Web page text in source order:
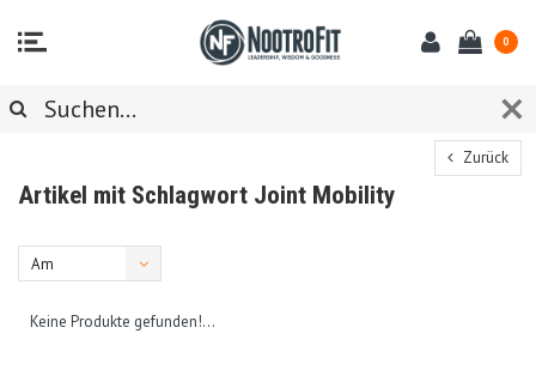
0
Zurück
Artikel mit Schlagwort Joint Mobility
Am
Keine Produkte gefunden!...